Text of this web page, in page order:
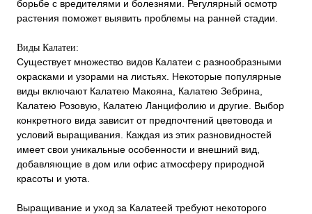
борьбе с вредителями и болезнями. Регулярный осмотр
растения поможет выявить проблемы на ранней стадии.
Виды Калатеи:
Существует множество видов Калатеи с разнообразными
окрасками и узорами на листьях. Некоторые популярные
виды включают Калатею Макояна, Калатею Зебрина,
Калатею Розовую, Калатею Ланцифолию и другие. Выбор
конкретного вида зависит от предпочтений цветовода и
условий выращивания. Каждая из этих разновидностей
имеет свои уникальные особенности и внешний вид,
добавляющие в дом или офис атмосферу природной
красоты и уюта.
Выращивание и уход за Калатеей требуют некоторого